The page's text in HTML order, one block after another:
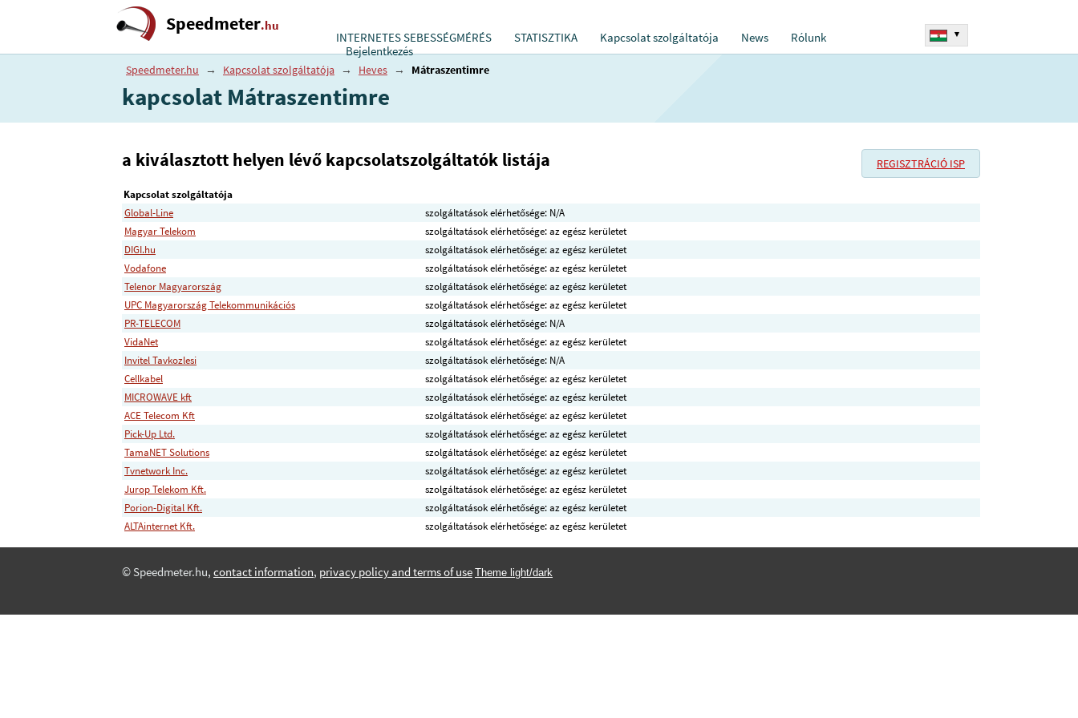
Speedmeter.hu
INTERNETES SEBESSÉGMÉRÉS STATISZTIKA Kapcsolat szolgáltatója News
Rólunk
Bejelentkezés
▾
Speedmeter.hu → Kapcsolat szolgáltatója → Heves → Mátraszentimre
kapcsolat Mátraszentimre
REGISZTRÁCIÓ ISP
a kiválasztott helyen lévő kapcsolatszolgáltatók listája
Kapcsolat szolgáltatója
Global-Line
szolgáltatások elérhetősége: N/A
Magyar Telekom
szolgáltatások elérhetősége: az egész kerületet
DIGI.hu
szolgáltatások elérhetősége: az egész kerületet
Vodafone
szolgáltatások elérhetősége: az egész kerületet
Telenor Magyarország
szolgáltatások elérhetősége: az egész kerületet
UPC Magyarország Telekommunikációs
szolgáltatások elérhetősége: az egész kerületet
PR-TELECOM
szolgáltatások elérhetősége: N/A
VidaNet
szolgáltatások elérhetősége: az egész kerületet
Invitel Tavkozlesi
szolgáltatások elérhetősége: N/A
Cellkabel
szolgáltatások elérhetősége: az egész kerületet
MICROWAVE kft
szolgáltatások elérhetősége: az egész kerületet
ACE Telecom Kft
szolgáltatások elérhetősége: az egész kerületet
Pick-Up Ltd.
szolgáltatások elérhetősége: az egész kerületet
TamaNET Solutions
szolgáltatások elérhetősége: az egész kerületet
Tvnetwork Inc.
szolgáltatások elérhetősége: az egész kerületet
Jurop Telekom Kft.
szolgáltatások elérhetősége: az egész kerületet
Porion-Digital Kft.
szolgáltatások elérhetősége: az egész kerületet
ALTAinternet Kft.
szolgáltatások elérhetősége: az egész kerületet
© Speedmeter.hu, contact information, privacy policy and terms of use Theme light/dark